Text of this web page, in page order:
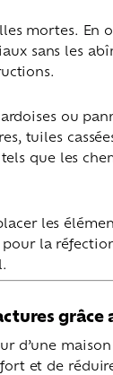
mortes. En
sans les
ou
tuiles
que les
les
la
grâce
d’une
et de